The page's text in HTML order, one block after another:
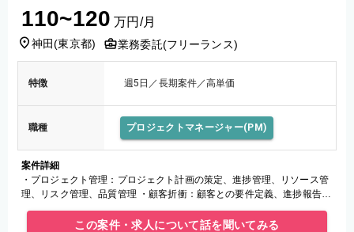
110~120 万円/月
神田(東京都) 業務委託(フリーランス)
特徴 週5日／長期案件／高単価
職種 プロジェクトマネージャー(PM)
案件詳細
・プロジェクト管理：プロジェクト計画の策定、進捗管理、リソース管
理、リスク管理、品質管理 ・顧客折衝：顧客との要件定義、進捗報告、
課題解決に向けた調整・交渉など
この案件・求人について話を聞いてみる